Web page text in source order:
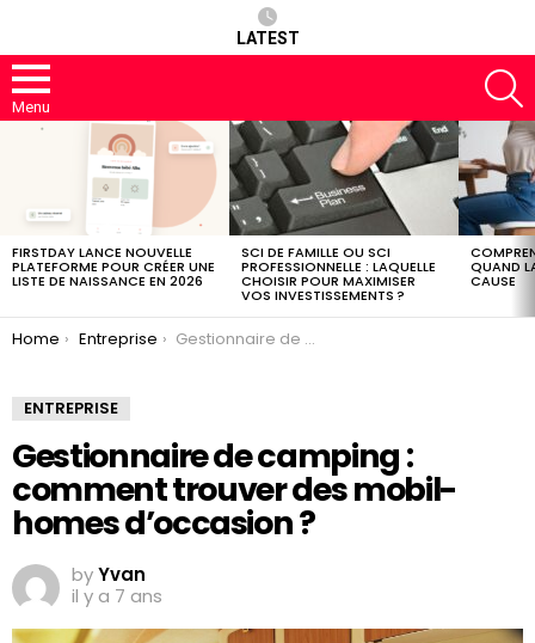
LATEST
Menu
FIRSTDAY LANCE NOUVELLE
PLATEFORME POUR CRÉER UNE
LISTE DE NAISSANCE EN 2026
SCI DE FAMILLE OU SCI
PROFESSIONNELLE : LAQUELLE
CHOISIR POUR MAXIMISER
VOS INVESTISSEMENTS ?
QUAND
CAUSE
You are here:
Home Entreprise Gestionnaire de camping : comment trouver des mobil-homes d’occasion ?
ENTREPRISE
Gestionnaire de camping :
comment trouver des mobil-
homes d’occasion ?
byYvan
il y a 7 ans